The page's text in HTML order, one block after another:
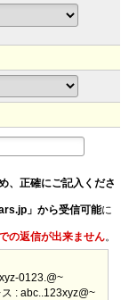
、正確にご記入くださ
」から受信可能に
の返信が出来ません。
0123.@~
ス : abc..123xyz@~